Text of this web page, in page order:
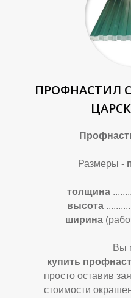
ПРОФНАСТИЛ
Профнастил
Размеры -
толщина
высота
ширина
Вы
купить
просто оставив
стоимости